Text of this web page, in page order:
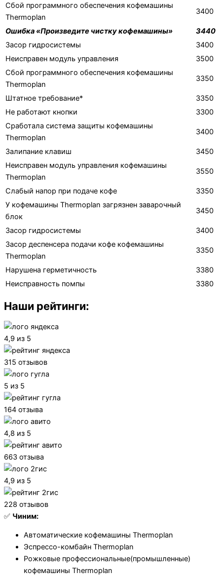
Сбой программного обеспечения кофемашины
Thermoplan
3400
Ошибка «Произведите чистку кофемашины»
3440
Засор гидросистемы
3400
Неисправен модуль управления
3500
Сбой программного обеспечения кофемашины
Thermoplan
3350
Штатное требование*
3350
Не работают кнопки
3300
Сработала система защиты кофемашины
Thermoplan
3400
Залипание клавиш
3450
Неисправен модуль управления кофемашины
Thermoplan
3550
Слабый напор при подаче кофе
3350
У кофемашины Thermoplan загрязнен заварочный
блок
3450
Засор гидросистемы
3400
Засор деспенсера подачи кофе кофемашины
Thermoplan
3350
Нарушена герметичность
3380
Неисправность помпы
3380
Наши рейтинги:
4,9 из 5
315 отзывов
5 из 5
164 отзыва
4,8 из 5
663 отзыва
4,9 из 5
228 отзывов
✅ Чиним:
Автоматические кофемашины Thermoplan
Эспрессо-комбайн Thermoplan
Рожковые профессиональные(промышленные)
кофемашины Thermoplan